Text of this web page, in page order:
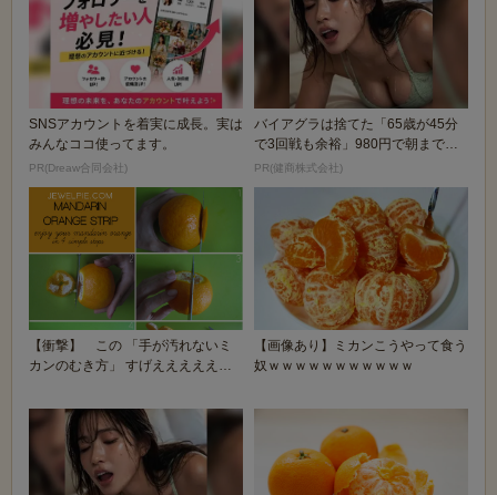
SNSアカウントを着実に成長。実は
みんなココ使ってます。
PR(Dreaw合同会社)
バイアグラは捨てた「65歳が45分
で3回戦も余裕」980円で朝まで絶
好調！
PR(健商株式会社)
【衝撃】 この 「手が汚れないミ
カンのむき方」 すげええええええ
【画像あり】ミカンこうやって食う
奴ｗｗｗｗｗｗｗｗｗｗｗ